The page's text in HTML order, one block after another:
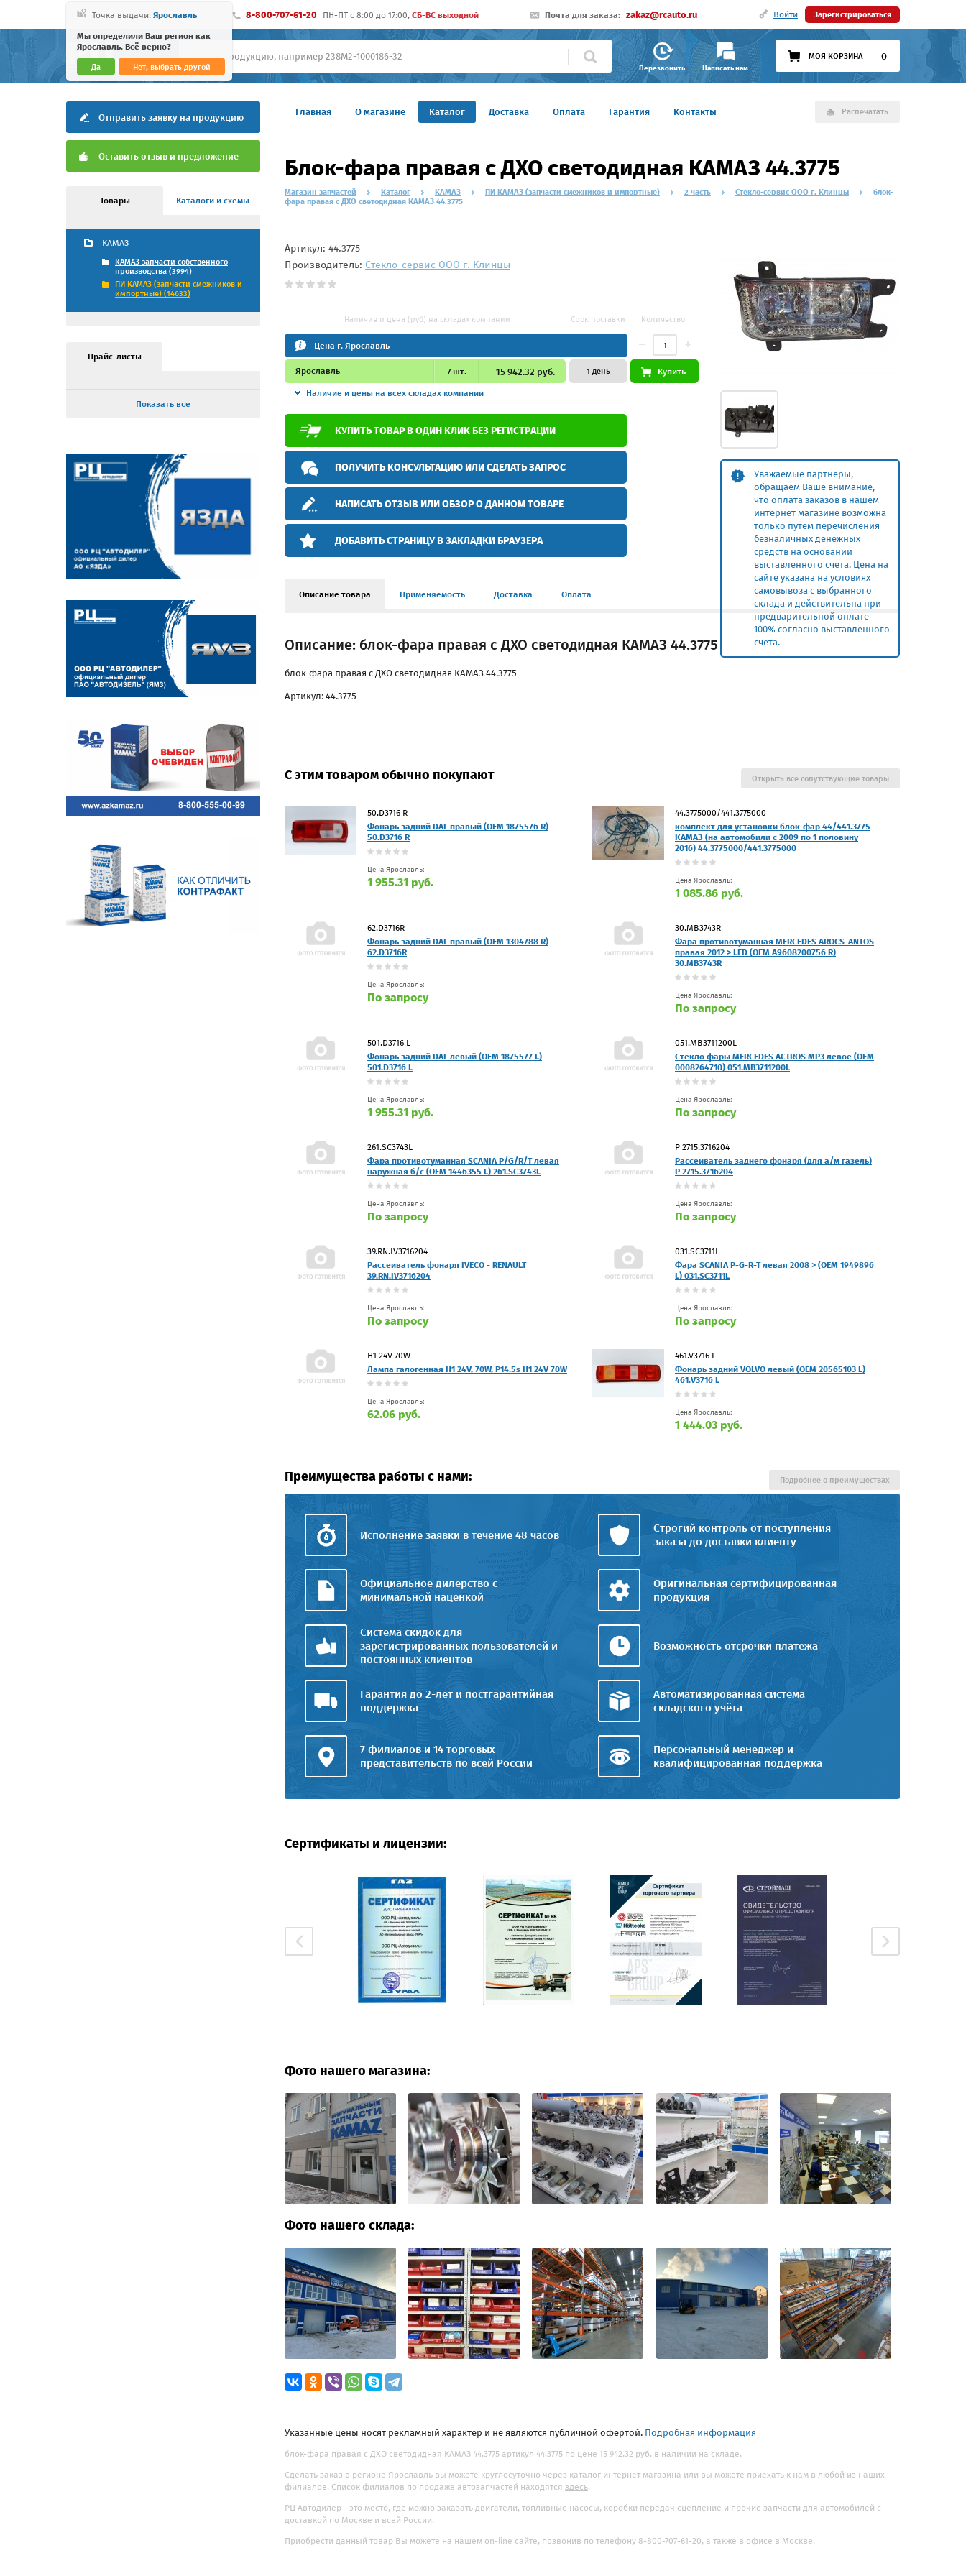
Точка выдачи: Ярославль
Мы определили Ваш регион как
Ярославль. Всё верно?
Да Нет, выбрать другой
8-800-707-61-20 ПН-ПТ c 8:00 до 17:00, СБ-ВС выходной Почта для заказа: zakaz@rcauto.ru Войти Зарегистрироваться
Перезвонить Написать нам
МОЯ КОРЗИНА 0
Главная О магазине Каталог Доставка Оплата Гарантия Контакты Распечатать
Отправить заявку на продукцию
Оставить отзыв и предложение
Товары Каталоги и схемы
КАМАЗ
КАМАЗ запчасти собственного
производства (3994)
ПИ КАМАЗ (запчасти смежников и
импортные) (14633)
Прайс-листы
Показать все
Блок-фара правая с ДХО светодидная КАМАЗ 44.3775
Магазин запчастей Каталог КАМАЗ ПИ КАМАЗ (запчасти смежников и импортные) 2 часть Стекло-сервис ООО г. Клинцы
блок-
фара правая с ДХО светодидная КАМАЗ 44.3775
Уважаемые партнеры,
обращаем Ваше внимание,
что оплата заказов в нашем
интернет магазине возможна
только путем перечисления
безналичных денежных
средств на основании
выставленного счета. Цена на
сайте указана на условиях
самовывоза с выбранного
склада и действительна при
предварительной оплате
100% согласно выставленного
счета.
Артикул: 44.3775
Производитель: Стекло-сервис ООО г. Клинцы
Наличие и цена (руб) на складах компании Срок поставки Количество
Цена г. Ярославль
Ярославль 7шт. 15 942.32 руб.
Наличие и цены на всех складах компании
1 день Купить
КУПИТЬ ТОВАР В ОДИН КЛИК БЕЗ РЕГИСТРАЦИИ
ПОЛУЧИТЬ КОНСУЛЬТАЦИЮ ИЛИ СДЕЛАТЬ ЗАПРОС
НАПИСАТЬ ОТЗЫВ ИЛИ ОБЗОР О ДАННОМ ТОВАРЕ
ДОБАВИТЬ СТРАНИЦУ В ЗАКЛАДКИ БРАУЗЕРА
Описание товара Применяемость Доставка Оплата
Описание: блок-фара правая с ДХО светодидная КАМАЗ 44.3775
блок-фара правая с ДХО светодидная КАМАЗ 44.3775
Артикул: 44.3775
С этим товаром обычно покупают
50.D3716 R
Фонарь задний DAF правый (OEM 1875576 R)
50.D3716 R
Цена Ярославль:
1 955.31 руб.
44.3775000/441.3775000
комплект для установки блок-фар 44/441.3775
КАМАЗ (на автомобили с 2009 по 1 половину
2016) 44.3775000/441.3775000
Цена Ярославль:
1 085.86 руб.
62.D3716R
Фонарь задний DAF правый (OEM 1304788 R)
62.D3716R
Цена Ярославль:
По запросу
30.MB3743R
Фара противотуманная MERCEDES AROCS-ANTOS
правая 2012 > LED (OEM A9608200756 R)
30.MB3743R
Цена Ярославль:
По запросу
501.D3716 L
Фонарь задний DAF левый (OEM 1875577 L)
501.D3716 L
Цена Ярославль:
1 955.31 руб.
051.MB3711200L
Стекло фары MERCEDES ACTROS MP3 левое (OEM
0008264710) 051.MB3711200L
Цена Ярославль:
По запросу
261.SC3743L
Фара противотуманная SCANIA P/G/R/T левая
наружная б/с (OEM 1446355 L) 261.SC3743L
Цена Ярославль:
По запросу
Р 2715.3716204
Рассеиватель заднего фонаря (для а/м газель)
Р 2715.3716204
Цена Ярославль:
По запросу
39.RN.IV3716204
Рассеиватель фонаря IVECO - RENAULT
39.RN.IV3716204
Цена Ярославль:
По запросу
031.SC3711L
Фара SCANIA P-G-R-T левая 2008 > (OEM 1949896
L) 031.SC3711L
Цена Ярославль:
По запросу
Н1 24V 70W
Лампа галогенная Н1 24V, 70W, P14.5s Н1 24V 70W
Цена Ярославль:
62.06 руб.
461.V3716 L
Фонарь задний VOLVO левый (OEM 20565103 L)
461.V3716 L
Цена Ярославль:
1 444.03 руб.
Открыть все сопутствующие товары
Преимущества работы с нами:
Исполнение заявки в течение 48 часов
Строгий контроль от поступления
заказа до доставки клиенту
Официальное дилерство с
минимальной наценкой
Оригинальная сертифицированная
продукция
Система скидок для
зарегистрированных пользователей и
постоянных клиентов
Возможность отсрочки платежа
Гарантия до 2-лет и постгарантийная
поддержка
Автоматизированная система
складского учёта
7 филиалов и 14 торговых
представительств по всей России
Персональный менеджер и
квалифицированная поддержка
Подробнее о преимуществах
Сертификаты и лицензии:
Фото нашего магазина:
Фото нашего склада:
Указанные цены носят рекламный характер и не являются публичной офертой. Подробная информация
блок-фара правая с ДХО светодидная КАМАЗ 44.3775 артикул 44.3775 по цене 15 942.32 руб. в наличии на складе.
Сделать заказ в регионе Ярославль вы можете круглосуточно через каталог интернет магазина или вы можете приехать к нам в любой из наших
филиалов. Список филиалов по продаже автозапчастей находятся здесь.
РЦ Автодилер - это место, где можно заказать двигатели, топливные насосы, коробки передач сцепление и прочие запчасти для автомобилей с
доставкой по Москве и всей России.
Приобрести данный товар Вы можете на нашем on-line сайте, позвонив по телефону 8-800-707-61-20, а также в офисе в Москве.